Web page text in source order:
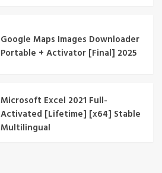
Google Maps Images Downloader
Portable + Activator [Final] 2025
Microsoft Excel 2021 Full-
Activated [Lifetime] [x64] Stable
Multilingual